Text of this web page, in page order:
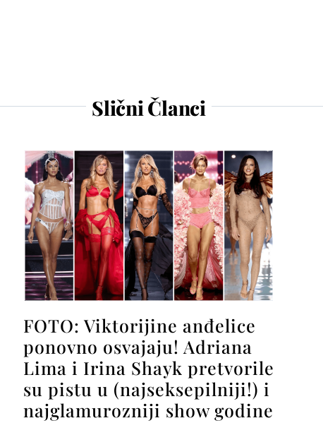
Slični Članci
FOTO: Viktorijine anđelice
ponovno osvajaju! Adriana
Lima i Irina Shayk pretvorile
su pistu u (najseksepilniji!) i
najglamurozniji show godine